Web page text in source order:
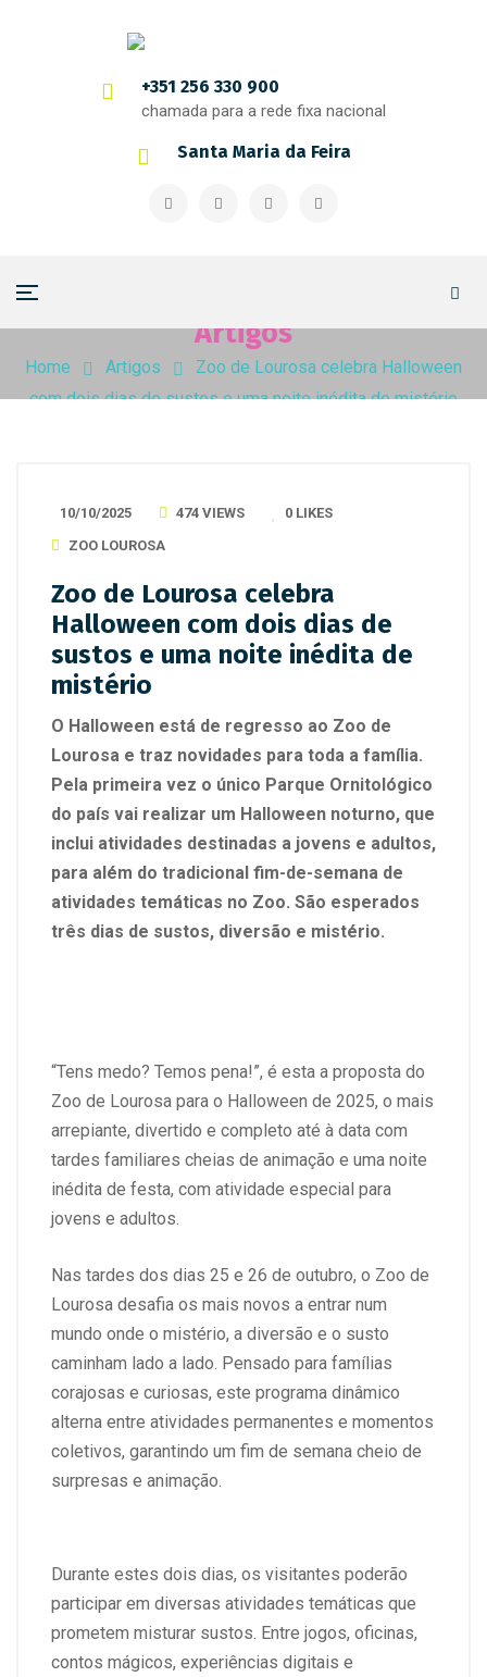
+351 256 330 900
chamada para a rede fixa nacional
Santa Maria da Feira
Artigos
Home Artigos
Zoo de Lourosa celebra Halloween
com dois dias de sustos e uma noite inédita de mistério
10/10/2025 474 VIEWS 0 LIKES
ZOO LOUROSA
Zoo de Lourosa celebra
Halloween com dois dias de
sustos e uma noite inédita de
mistério
O Halloween está de regresso ao Zoo de
Lourosa e traz novidades para toda a família.
Pela primeira vez o único Parque Ornitológico
do país vai realizar um Halloween noturno, que
inclui atividades destinadas a jovens e adultos,
para além do tradicional fim-de-semana de
atividades temáticas no Zoo. São esperados
três dias de sustos, diversão e mistério.
“Tens medo? Temos pena!”, é esta a proposta do
Zoo de Lourosa para o Halloween de 2025, o mais
arrepiante, divertido e completo até à data com
tardes familiares cheias de animação e uma noite
inédita de festa, com atividade especial para
jovens e adultos.
Nas tardes dos dias 25 e 26 de outubro, o Zoo de
Lourosa desafia os mais novos a entrar num
mundo onde o mistério, a diversão e o susto
caminham lado a lado. Pensado para famílias
corajosas e curiosas, este programa dinâmico
alterna entre atividades permanentes e momentos
coletivos, garantindo um fim de semana cheio de
surpresas e animação.
Durante estes dois dias, os visitantes poderão
participar em diversas atividades temáticas que
prometem misturar sustos. Entre jogos, oficinas,
contos mágicos, experiências digitais e